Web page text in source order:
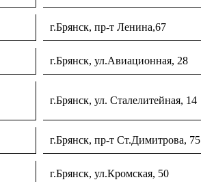
г.Брянск, пр-т Ленина,67
г.Брянск, ул.Авиационная, 28
г.Брянск, ул. Сталелитейная, 14
г.Брянск, пр-т Ст.Димитрова, 75
г.Брянск, ул.Кромская, 50